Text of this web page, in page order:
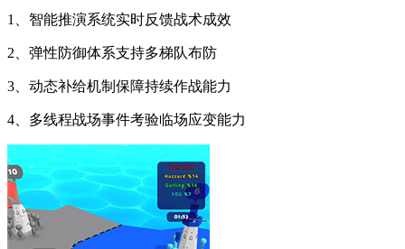
1、智能推演系统实时反馈战术成效
2、弹性防御体系支持多梯队布防
3、动态补给机制保障持续作战能力
4、多线程战场事件考验临场应变能力